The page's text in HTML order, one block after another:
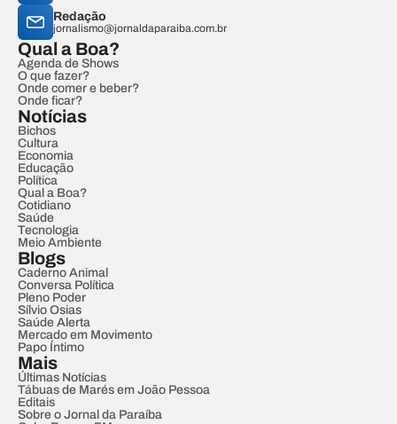
Redação
jornalismo@jornaldaparaiba.com.br
Qual a Boa?
Agenda de Shows
O que fazer?
Onde comer e beber?
Onde ficar?
Notícias
Bichos
Cultura
Economia
Educação
Política
Qual a Boa?
Cotidiano
Saúde
Tecnologia
Meio Ambiente
Blogs
Caderno Animal
Conversa Política
Pleno Poder
Sílvio Osias
Saúde Alerta
Mercado em Movimento
Papo Íntimo
Mais
Últimas Notícias
Tábuas de Marés em João Pessoa
Editais
Sobre o Jornal da Paraíba